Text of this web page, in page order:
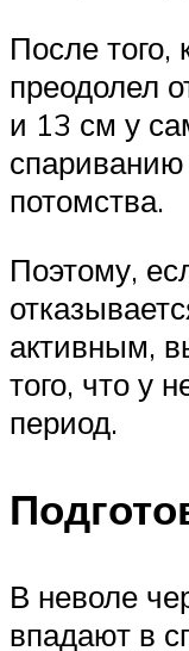
После того,
преодолел
и 13 см у
потомства.
Поэтому,
активным,
того, что у
период.
В неволе
впадают в